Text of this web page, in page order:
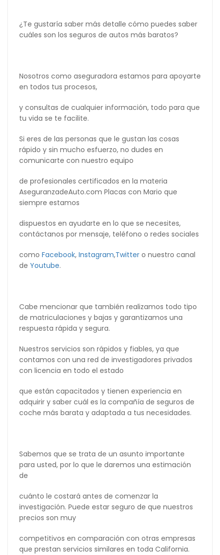
¿Te gustaría saber más detalle cómo puedes saber
cuáles son los seguros de autos más baratos?
Nosotros como aseguradora estamos para apoyarte
en todos tus procesos,
y consultas de cualquier información, todo para que
tu vida se te facilite.
Si eres de las personas que le gustan las cosas
rápido y sin mucho esfuerzo, no dudes en
comunicarte con nuestro equipo
de profesionales certificados en la materia
AseguranzadeAuto.com Placas con Mario que
siempre estamos
dispuestos en ayudarte en lo que se necesites,
contáctanos por mensaje, teléfono o redes sociales
como Facebook, Instagram,Twitter o nuestro canal
de Youtube.
Cabe mencionar que también realizamos todo tipo
de matriculaciones y bajas y garantizamos una
respuesta rápida y segura.
Nuestros servicios son rápidos y fiables, ya que
contamos con una red de investigadores privados
con licencia en todo el estado
que están capacitados y tienen experiencia en
adquirir y saber cuál es la compañía de seguros de
coche más barata y adaptada a tus necesidades.
Sabemos que se trata de un asunto importante
para usted, por lo que le daremos una estimación
de
cuánto le costará antes de comenzar la
investigación. Puede estar seguro de que nuestros
precios son muy
competitivos en comparación con otras empresas
que prestan servicios similares en toda California.